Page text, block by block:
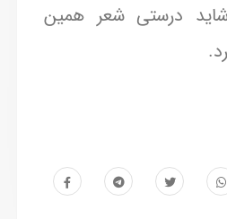
درستی شعر همین